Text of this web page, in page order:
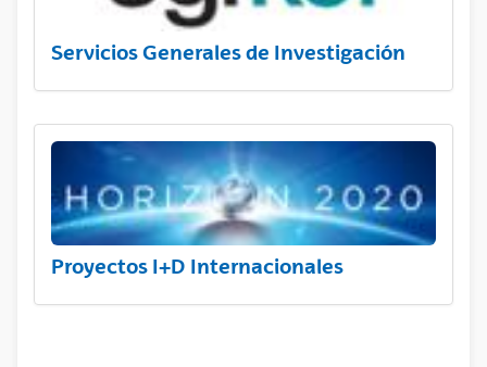
Servicios Generales de Investigación
Proyectos I+D Internacionales